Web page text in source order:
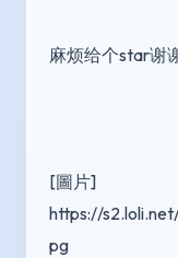
麻烦给个star谢
[圖片]
https://
pg